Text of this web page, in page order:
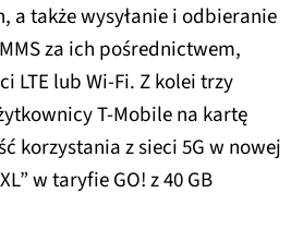
a także wysyłanie i odbieranie
za ich pośrednictwem,
LTE lub Wi-Fi. Z kolei trzy
T‑Mobile na kartę
korzystania z sieci 5G w nowej
w taryfie GO! z 40 GB